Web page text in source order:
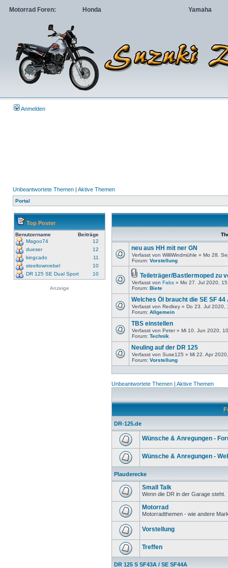
Motorrad Foren: Honda Yamaha
Anmelden
Unbeantwortete Themen | Aktive Themen
Portal
Top Poster
Benutzername
Beiträge
Magoo74
12
dueser
12
kingcado
11
steeltownrebel
10
DR 125 SE Dual Sport
10
Anzeige
neu aus HH mit ner GN
Verfasst von WilliWindmühle » Mo 28.
Forum: Vorstellung
Teileträger/Bastlermoped zu
Verfasst von Fabs » Mo 27. Jul 2020,
Forum: Biete
Welches Öl braucht die SE SF 44
Verfasst von Redkey » Do 23. Jul 2020,
Forum: Allgemein
TBS einstellen
Verfasst von Peter » Mi 10. Jun 2020,
Forum: Technik
Neuling auf der DR 125
Verfasst von Suse125 » Mi 22. Apr
Forum: Vorstellung
Unbeantwortete Themen | Aktive Themen
DR-125.de
Wünsche & Anregungen -
Wünsche & Anregungen -
Plauderecke
Small Talk
Wenn die DR in der Garage steht.
Motorrad
Motorradthemen - wie andere
Vorstellung
Treffen
DR 125 S SF43A / SE SF44A